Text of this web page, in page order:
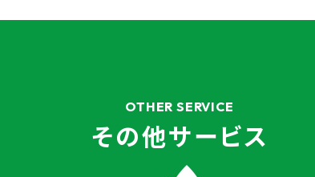
OTHER SERVICE
その他サービス